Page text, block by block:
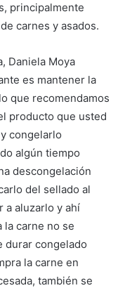
principalmente
carnes y asados.
Daniela Moya
es mantener la
que recomendamos
producto que usted
congelarlo
algún tiempo
descongelación
del sellado al
a aluzarlo y ahí
la carne no se
durar congelado
la carne en
también se